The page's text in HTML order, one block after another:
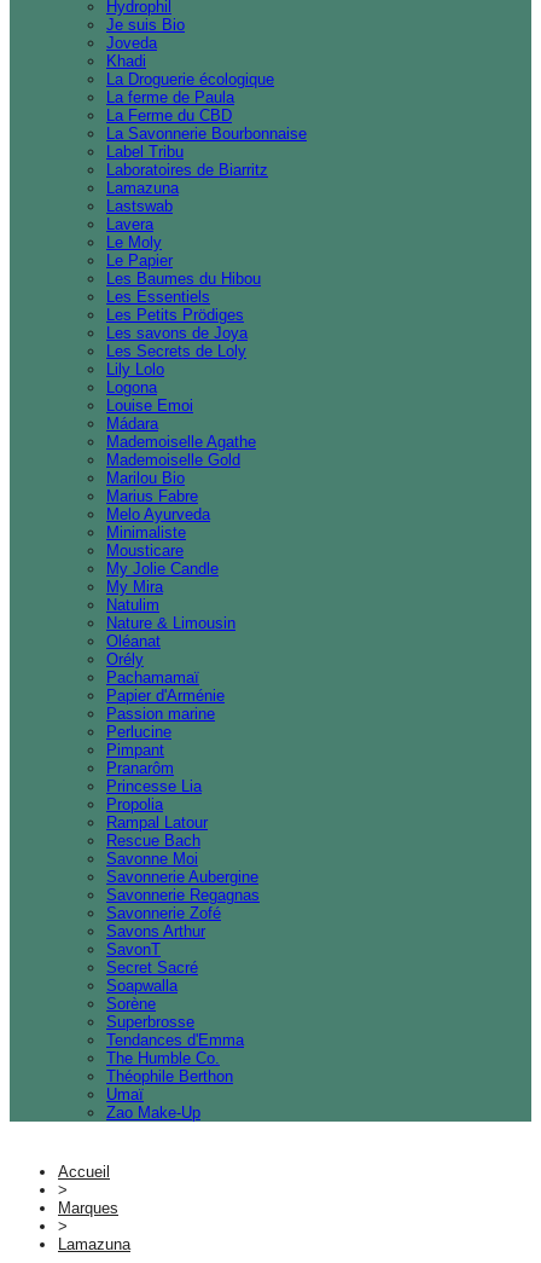
Hydrophil
Je suis Bio
Joveda
Khadi
La Droguerie écologique
La ferme de Paula
La Ferme du CBD
La Savonnerie Bourbonnaise
Label Tribu
Laboratoires de Biarritz
Lamazuna
Lastswab
Lavera
Le Moly
Le Papier
Les Baumes du Hibou
Les Essentiels
Les Petits Prödiges
Les savons de Joya
Les Secrets de Loly
Lily Lolo
Logona
Louise Emoi
Mádara
Mademoiselle Agathe
Mademoiselle Gold
Marilou Bio
Marius Fabre
Melo Ayurveda
Minimaliste
Mousticare
My Jolie Candle
My Mira
Natulim
Nature & Limousin
Oléanat
Orély
Pachamamaï
Papier d'Arménie
Passion marine
Perlucine
Pimpant
Pranarôm
Princesse Lia
Propolia
Rampal Latour
Rescue Bach
Savonne Moi
Savonnerie Aubergine
Savonnerie Regagnas
Savonnerie Zofé
Savons Arthur
SavonT
Secret Sacré
Soapwalla
Sorène
Superbrosse
Tendances d'Emma
The Humble Co.
Théophile Berthon
Umaï
Zao Make-Up
Accueil
>
Marques
>
Lamazuna